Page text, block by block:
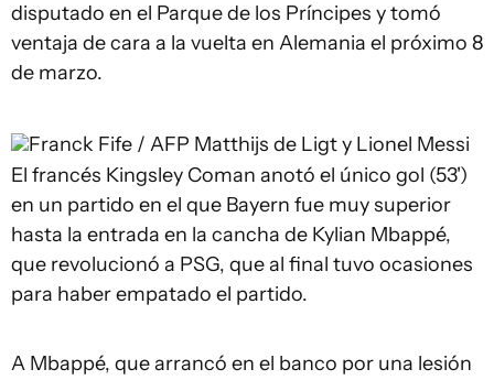
disputado en el Parque de los Príncipes y tomó
ventaja de cara a la vuelta en Alemania el próximo 8
de marzo.
Franck Fife / AFP Matthijs de Ligt y Lionel Messi
El francés Kingsley Coman anotó el único gol (53')
en un partido en el que Bayern fue muy superior
hasta la entrada en la cancha de Kylian Mbappé,
que revolucionó a PSG, que al final tuvo ocasiones
para haber empatado el partido.
A Mbappé, que arrancó en el banco por una lesión